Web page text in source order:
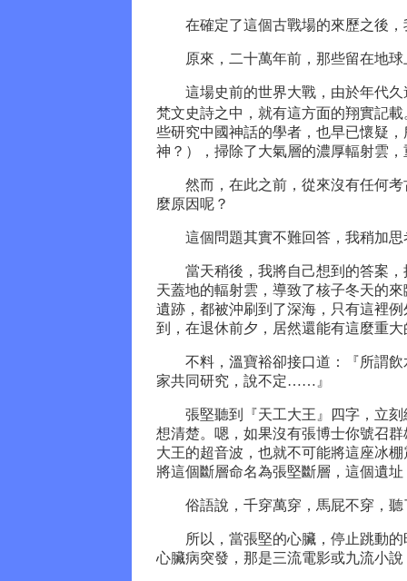
在確定了這個古戰場的來歷之後，
原來，二十萬年前，那些留在地球
這場史前的世界大戰，由於年代久
梵文史詩之中，就有這方面的翔實記
些研究中國神話的學者，也早已懷疑
神？），掃除了大氣層的濃厚輻射雲
然而，在此之前，從來沒有任何考
麼原因呢？
這個問題其實不難回答，我稍加思
當天稍後，我將自己想到的答案，
天蓋地的輻射雲，導致了核子冬天的
遺跡，都被沖刷到了深海，只有這裡
到，在退休前夕，居然還能有這麼重
不料，溫寶裕卻接口道：『所謂飲
家共同研究，說不定……』
張堅聽到『天工大王』四字，立刻
想清楚。嗯，如果沒有張博士你號召
大王的超音波，也就不可能將這座冰
將這個斷層命名為張堅斷層，這個遺
俗語說，千穿萬穿，馬屁不穿，聽
所以，當張堅的心臟，停止跳動的
心臟病突發，那是三流電影或九流小